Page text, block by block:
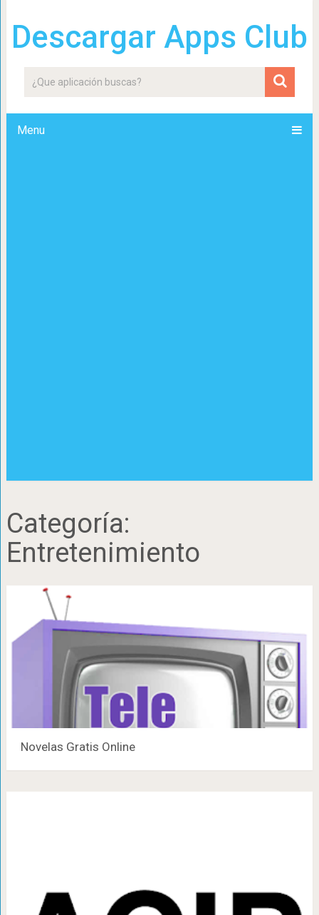
Descargar Apps Club
Menu
Categoría:
Entretenimiento
Novelas Gratis Online